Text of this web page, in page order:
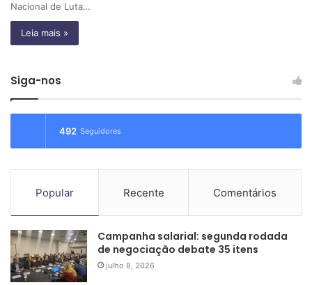
Nacional de Luta…
Leia mais »
Siga-nos
492 Seguidores
Popular Recente Comentários
Campanha salarial: segunda rodada
de negociação debate 35 itens
julho 8, 2026